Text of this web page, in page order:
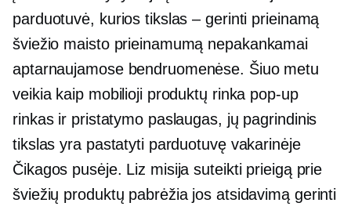
parduotuvė, kurios tikslas – gerinti prieinamą
šviežio maisto prieinamumą nepakankamai
aptarnaujamose bendruomenėse. Šiuo metu
veikia kaip mobilioji produktų rinka pop-up
rinkas ir pristatymo paslaugas, jų pagrindinis
tikslas yra pastatyti parduotuvę vakarinėje
Čikagos pusėje. Liz misija suteikti prieigą prie
šviežių produktų pabrėžia jos atsidavimą gerinti